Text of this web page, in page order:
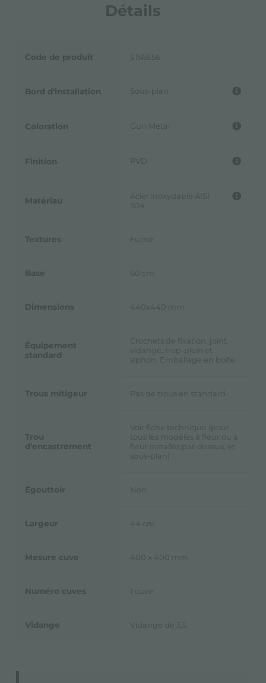
Détails
Code de produit S156S56
Bord d'installation Sous-plan
Coloration Gun Metal
Finition PVD
Matériau
Acier inoxydable AISI
304
Textures Fumé
Base 60 cm
Dimensions 440x440 mm
Équipement
standard
Crochets de fixation, joint,
vidange, trop-plein et
siphon, Emballage en boîte
Trous mitigeur Pas de trous en standard
Trou
d'encastrement
Voir fiche technique (pour
tous les modèles à fleur ou à
fleur installés par-dessus, et
sous-plan)
Égouttoir Non
Largeur 44 cm
Mesure cuve 400 x 400 mm
Numéro cuves 1 cuve
Vidange Vidange de 3,5